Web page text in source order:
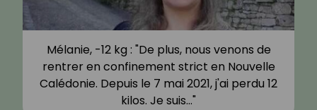
Mélanie, -12 kg : "De plus, nous venons de
rentrer en confinement strict en Nouvelle
Calédonie. Depuis le 7 mai 2021, j'ai perdu 12
kilos. Je suis…"